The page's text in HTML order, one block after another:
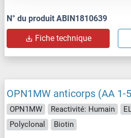
N° du produit ABIN1810639
Fiche technique
OPN1MW anticorps (AA 1-
OPN1MW Reactivité: Humain
Polyclonal
Biotin